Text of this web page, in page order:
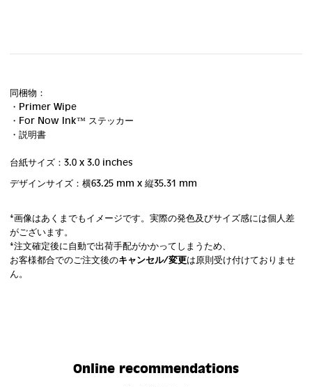
同梱物：
・Primer Wipe
・For Now Ink ™ ステッカー
・説明書
台紙サイズ：3.0 x 3.0 inches
デザインサイズ：横63.25 mm x 縦35.31 mm
*画像はあくまでもイメージです。実際の発色及びサイズ感には個人差
がございます。
*注文確定後に自動で出荷手配がかかってしまうため、
お客様都合でのご注文後のキャンセル/変更は原則受け付けておりませ
ん。
Online recommendations